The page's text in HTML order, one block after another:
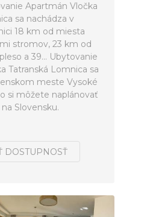
Apartmán Vločka
sa nachádza v
18 km od miesta
stromov, 23 km od
a 39... Ubytovanie
Tatranská Lomnica sa
meste Vysoké
si môžete naplánovať
Slovensku.
DOSTUPNOSŤ